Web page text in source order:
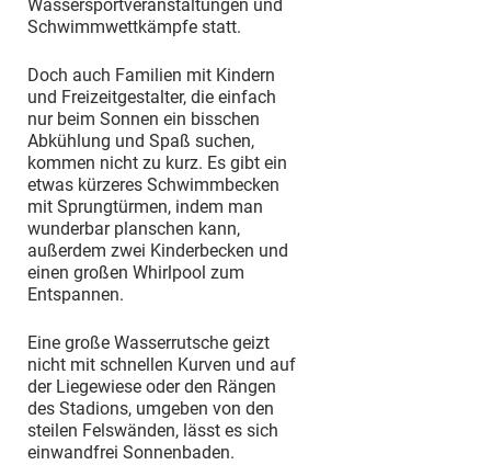
Wassersportveranstaltungen und
Schwimmwettkämpfe statt.
Doch auch Familien mit Kindern
und Freizeitgestalter, die einfach
nur beim Sonnen ein bisschen
Abkühlung und Spaß suchen,
kommen nicht zu kurz. Es gibt ein
etwas kürzeres Schwimmbecken
mit Sprungtürmen, indem man
wunderbar planschen kann,
außerdem zwei Kinderbecken und
einen großen Whirlpool zum
Entspannen.
Eine große Wasserrutsche geizt
nicht mit schnellen Kurven und auf
der Liegewiese oder den Rängen
des Stadions, umgeben von den
steilen Felswänden, lässt es sich
einwandfrei Sonnenbaden.